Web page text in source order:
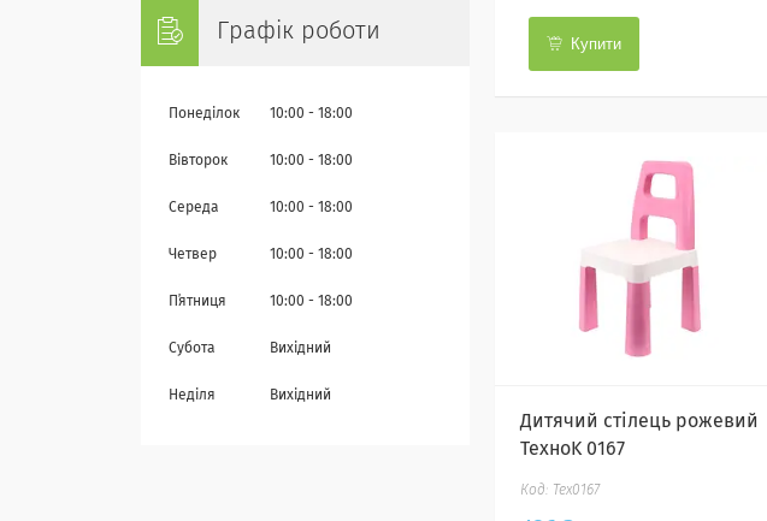
Купити
Дитячий стілець рожевий
ТехноK 0167
Тех0167
Графік роботи
Понеділок 10:00 18:00
Вівторок 10:00 18:00
Середа 10:00 18:00
Четвер 10:00 18:00
Пʼятниця 10:00 18:00
Субота Вихідний
Неділя Вихідний